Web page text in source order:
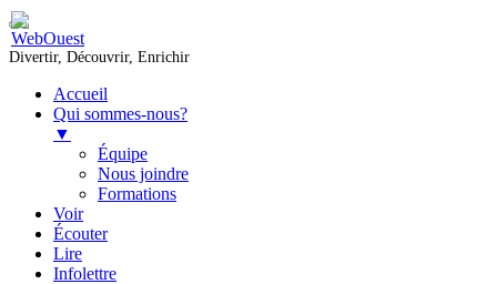
Divertir, Découvrir, Enrichir
Accueil
Qui sommes-nous?
▼
Équipe
Nous joindre
Formations
Voir
Écouter
Lire
Infolettre